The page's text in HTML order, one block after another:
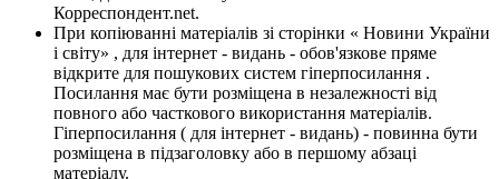
Корреспондент.net.
При копіюванні матеріалів зі сторінки « Новини України
і світу» , для інтернет - видань - обов'язкове пряме
відкрите для пошукових систем гіперпосилання .
Посилання має бути розміщена в незалежності від
повного або часткового використання матеріалів.
Гіперпосилання ( для інтернет - видань) - повинна бути
розміщена в підзаголовку або в першому абзаці
матеріалу.